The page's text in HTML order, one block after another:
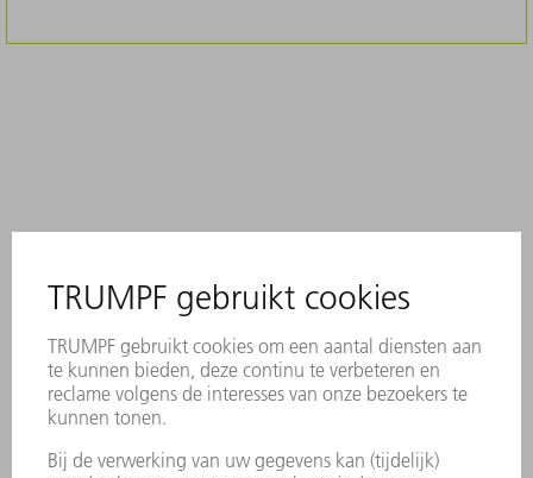
vergelijking met 30°-matrijzen
Minder vervorming in de buigzone
bovengereedschappen. De